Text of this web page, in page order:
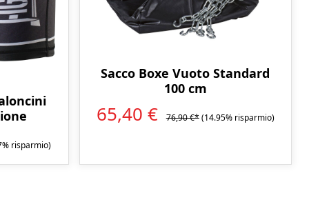
risparmio)
Sacco Boxe Vuoto Standard
100 cm
65,40 € 76,90 €*(14.95% risparmio)